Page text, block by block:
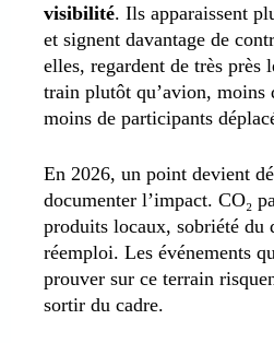
visibilité. Ils apparaissent
et signent davantage de
elles, regardent de très près
train plutôt qu’avion, moins
moins de participants
En 2026, un point devient
documenter l’impact. CO₂
produits locaux, sobriété du
réemploi. Les événements
prouver sur ce terrain
sortir du cadre.